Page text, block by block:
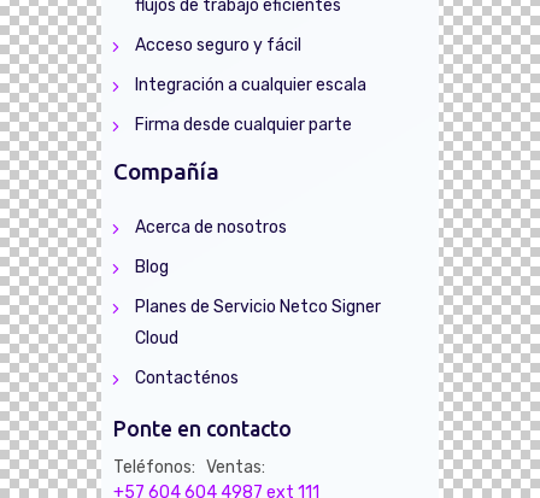
flujos de trabajo eficientes
Acceso seguro y fácil
Integración a cualquier escala
Firma desde cualquier parte
Compañía
Acerca de nosotros
Blog
Planes de Servicio Netco Signer
Cloud
Contacténos
Ponte en contacto
Teléfonos: Ventas:
+57 604 604 4987 ext 111